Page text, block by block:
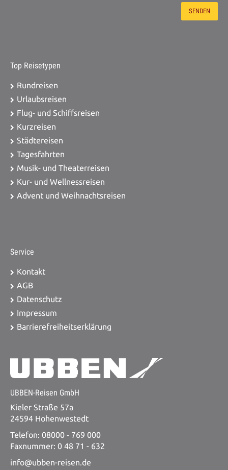
Top Reisetypen
Rundreisen
Urlaubsreisen
Flug- und Schiffsreisen
Kurzreisen
Städtereisen
Tagesfahrten
Musik- und Theaterreisen
Kur- und Wellnessreisen
Advent und Weihnachtsreisen
Service
Kontakt
AGB
Datenschutz
Impressum
Barrierefreiheitserklärung
UBBEN-Reisen GmbH
Kieler Straße 57a
24594 Hohenwestedt
Telefon: 08000 - 769 000
Faxnummer: 0 48 71 - 632
info@ubben-reisen.de